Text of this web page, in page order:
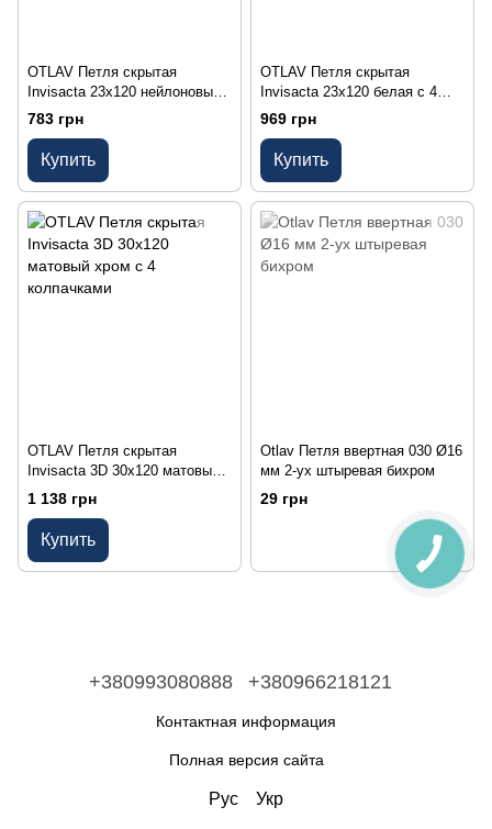
OTLAV Петля скрытая
Invisacta 23х120 нейлоновый
корпус матовый хром с 4
колпачками
783 грн
Купить
OTLAV Петля скрытая
Invisacta 23х120 белая с 4
колпачками
969 грн
Купить
OTLAV Петля скрытая
Invisacta 3D 30х120 матовый
хром с 4 колпачками
1 138 грн
Купить
Otlav Петля ввертная 030 Ø16
мм 2-ух штыревая бихром
29 грн
+380993080888 +380966218121
Контактная информация
Полная версия сайта
Рус Укр